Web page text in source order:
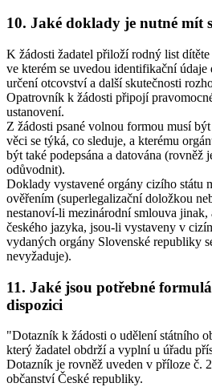
10. Jaké doklady je nutné mít
K žádosti žadatel přiloží rodný list
ve kterém se uvedou identifikační údaje
určení otcovství a další skutečnosti
Opatrovník k žádosti připojí
ustanovení.
Z žádosti psané volnou formou musí
věci se týká, co sleduje, a kterému
být také podepsána a datována (rovněž
odůvodnit).
Doklady vystavené orgány cizího státu
ověřením (superlegalizační doložkou
nestanoví-li mezinárodní smlouva jinak,
českého jazyka, jsou-li vystaveny v
vydaných orgány Slovenské republiky
nevyžaduje).
11. Jaké jsou potřebné
dispozici
"Dotazník k žádosti o udělení státního
který žadatel obdrží a vyplní u úřadu
Dotazník je rovněž uveden v příloze č.
občanství České republiky.